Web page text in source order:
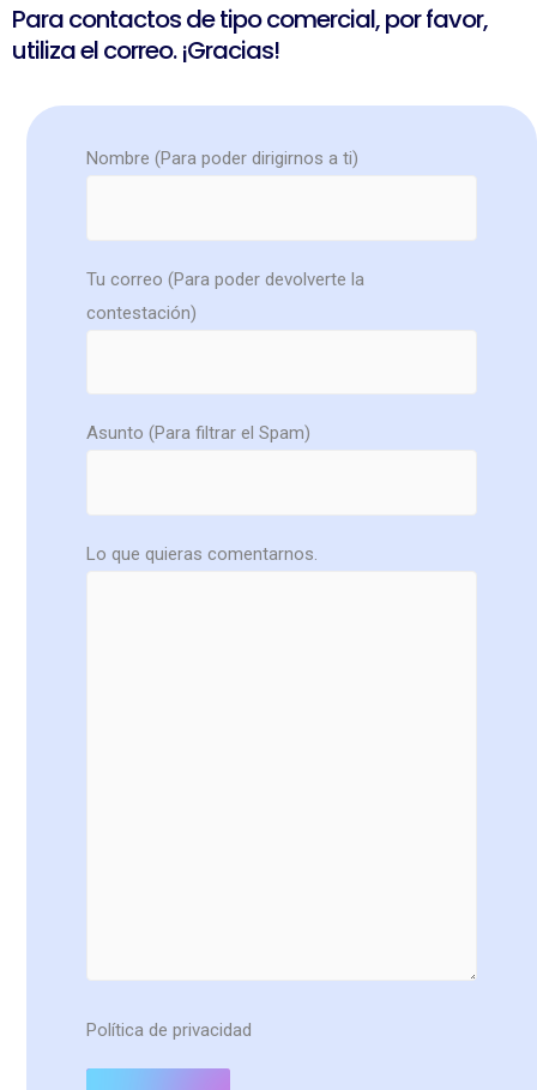
Para contactos de tipo comercial, por favor,
utiliza el correo. ¡Gracias!
Nombre (Para poder dirigirnos a ti)
Tu correo (Para poder devolverte la
contestación)
Asunto (Para filtrar el Spam)
Lo que quieras comentarnos.
Política de privacidad